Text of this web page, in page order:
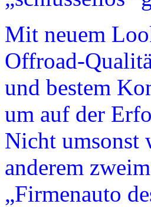
Mit neuem
Offroad-
und bestem
um auf der
Nicht umsonst
anderem
„Firmenauto